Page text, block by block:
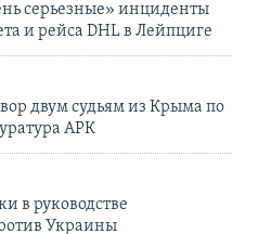
серьезные» инциденты
и рейса DHL в Лейпциге
двум судьям из Крыма по
АРК
в руководстве
Украины